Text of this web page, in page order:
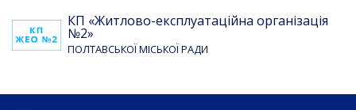
КП «Житлово-експлуатаційна організація
№2»
ПОЛТАВСЬКОЇ МІСЬКОЇ РАДИ